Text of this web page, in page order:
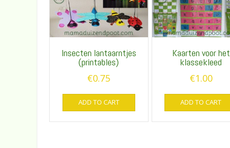
Insecten lantaarntjes
(printables)
€0.75
ADD TO CART
Kaarten voor het
klassekleed
€1.00
ADD TO CART